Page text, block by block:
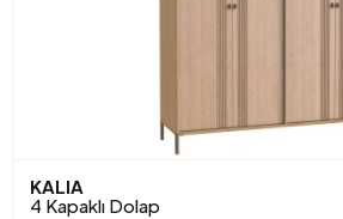
KALIA
4 Kapaklı Dolap